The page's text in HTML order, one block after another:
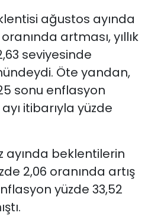
ağustos ayında
artması, yıllık
seviyesinde
Öte yandan,
sonu enflasyon
itibarıyla yüzde
ayında beklentilerin
2,06 oranında artış
yüzde 33,52